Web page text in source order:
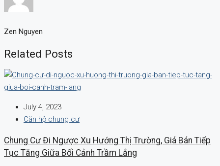
Zen Nguyen
Related Posts
July 4, 2023
Căn hộ chung cư
Chung Cư Đi Ngược Xu Hướng Thị Trường, Giá Bán Tiếp
Tục Tăng Giữa Bối Cảnh Trầm Lắng